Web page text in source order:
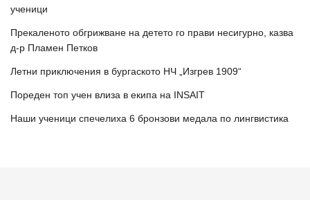
ученици
Прекаленото обгрижване на детето го прави несигурно, казва
д-р Пламен Петков
Летни приключения в бургаското НЧ „Изгрев 1909“
Пореден топ учен влиза в екипа на INSAIT
Наши ученици спечелиха 6 бронзови медала по лингвистика